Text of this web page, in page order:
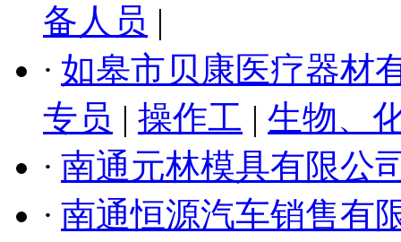
备人员 |
· 如皋市贝康医疗器材
专员 | 操作工 | 生物、
· 南通元林模具有限公
· 南通恒源汽车销售有